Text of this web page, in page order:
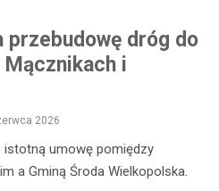
przebudowę dróg do
i
2026
istotną umowę pomiędzy
a Gminą Środa Wielkopolska.